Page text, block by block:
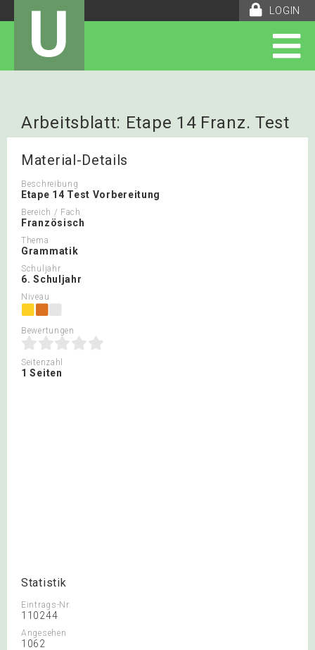
LOGIN
U
Arbeitsblatt: Etape 14 Franz. Test
Material-Details
Beschreibung
Etape 14 Test Vorbereitung
Bereich / Fach
Französisch
Thema
Grammatik
Schuljahr
6. Schuljahr
Niveau
Bewertungen
Seitenzahl
1 Seiten
Statistik
Eintrags-Nr.
110244
Angesehen
1062